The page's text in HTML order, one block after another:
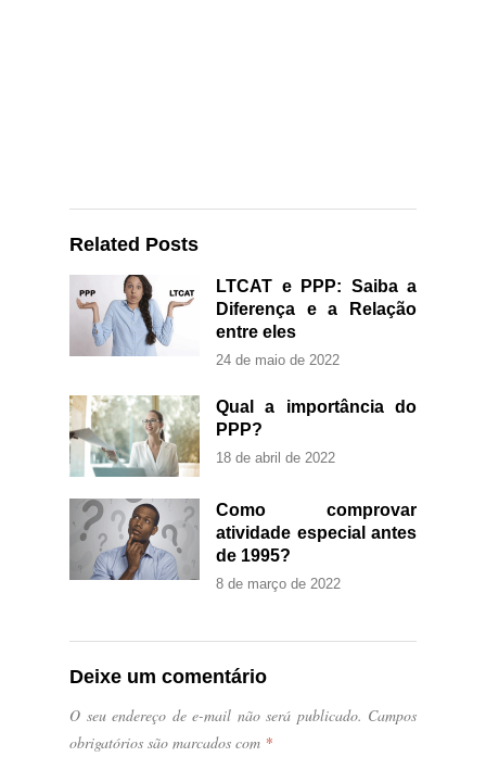
Related Posts
LTCAT e PPP: Saiba a
Diferença e a Relação
entre eles
24 de maio de 2022
Qual a importância do
PPP?
18 de abril de 2022
Como comprovar
atividade especial antes
de 1995?
8 de março de 2022
Deixe um comentário
O seu endereço de e-mail não será publicado. Campos
obrigatórios são marcados com *